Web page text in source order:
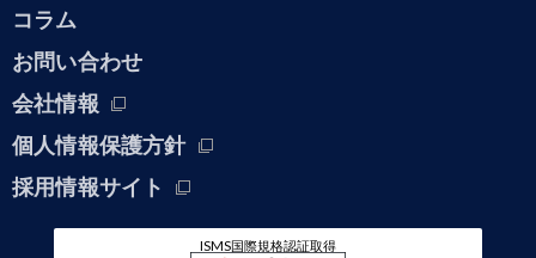
コラム
お問い合わせ
会社情報
個人情報保護方針
採用情報サイト
ISMS国際規格認証取得